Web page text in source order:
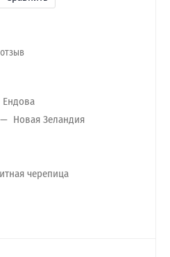
Ендова
Новая Зеландия
черепица